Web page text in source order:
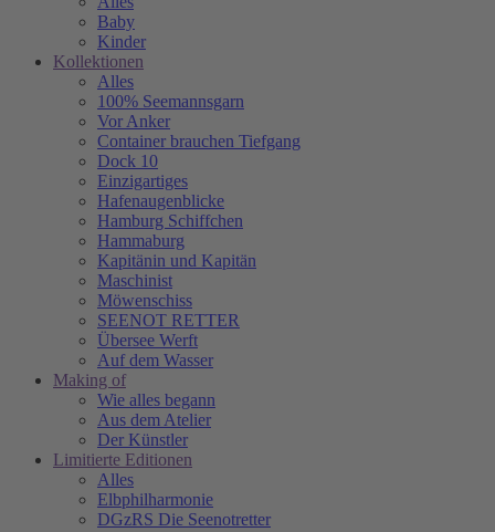
Baby
Kinder
Kollektionen
Alles
100% Seemannsgarn
Vor Anker
Container brauchen Tiefgang
Dock 10
Einzigartiges
Hafenaugen­blicke
Hamburg Schiffchen
Hammaburg
Kapitänin und Kapitän
Maschinist
Möwenschiss
SEENOT RETTER
Übersee Werft
Auf dem Wasser
Making of
Wie alles begann
Aus dem Atelier
Der Künstler
Limitierte Editionen
Alles
Elbphilharmonie
DGzRS Die Seenotretter